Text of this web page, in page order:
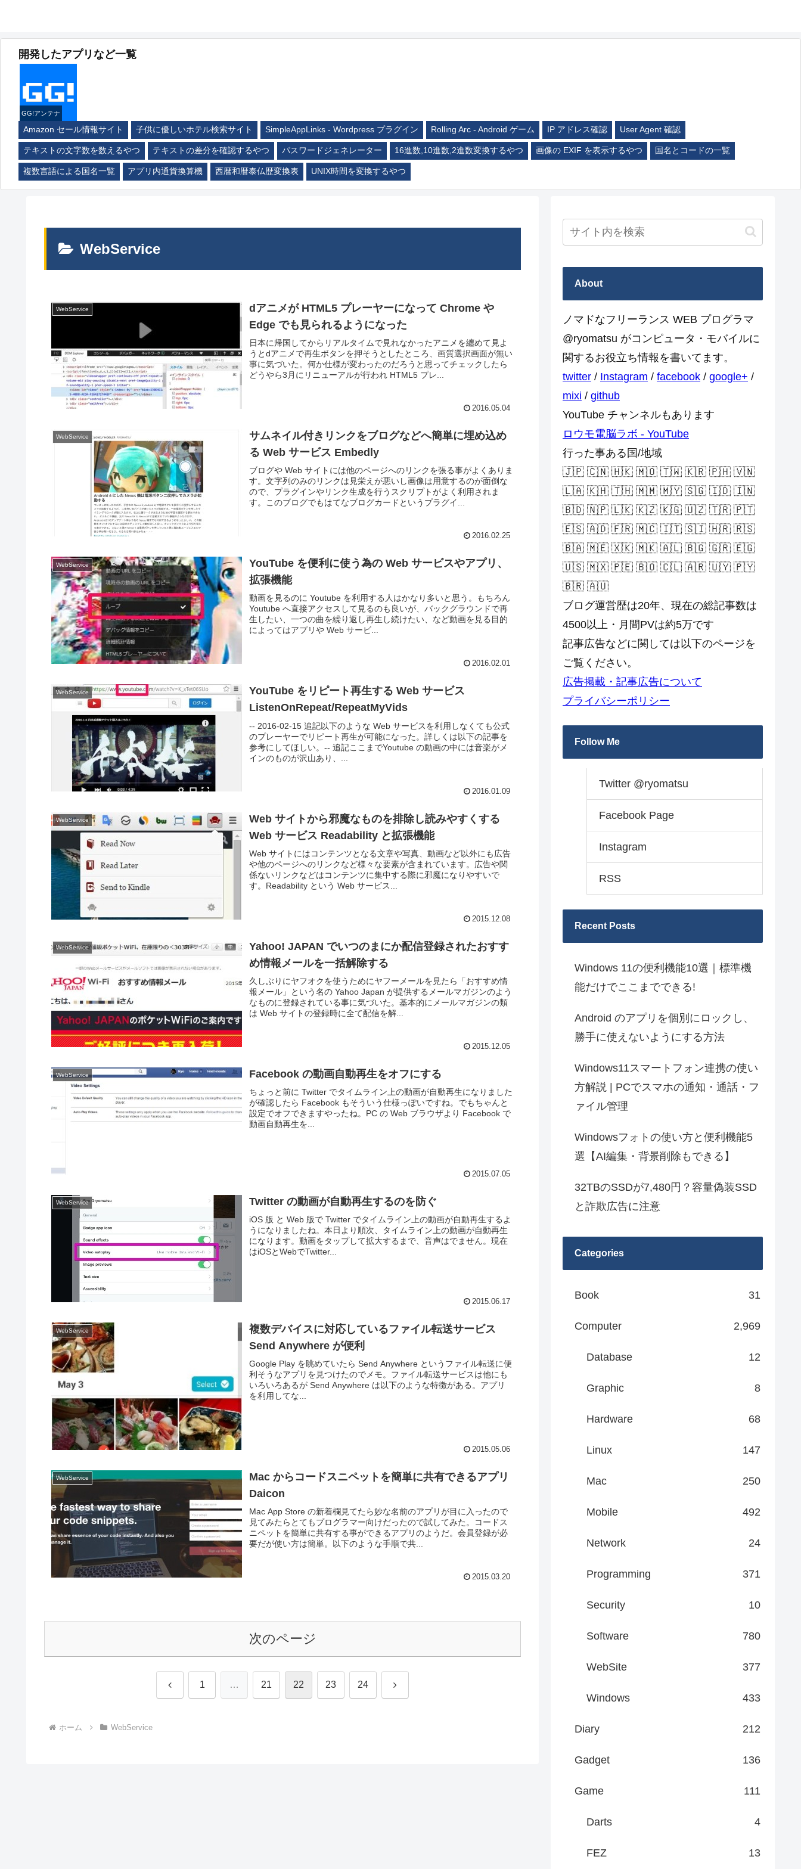
開発したアプリなど一覧
GG!アンテナ
Amazon セール情報サイト 子供に優しいホテル検索サイト SimpleAppLinks - Wordpress プラグイン Rolling Arc - Android ゲーム IP アドレス確認 User Agent 確認
テキストの文字数を数えるやつ テキストの差分を確認するやつ パスワードジェネレーター 16進数,10進数,2進数変換するやつ 画像の EXIF を表示するやつ 国名とコードの一覧
複数言語による国名一覧 アプリ内通貨換算機 西暦和暦泰仏歴変換表 UNIX時間を変換するやつ
WebService
WebService
dアニメが HTML5 プレーヤーになって Chrome や
Edge でも見られるようになった
日本に帰国してからリアルタイムで見れなかったアニメを纏めて見よ
うとdアニメで再生ボタンを押そうとしたところ、画質選択画面が無い
事に気づいた。何か仕様が変わったのだろうと思ってチェックしたら
どうやら3月にリニューアルが行われ HTML5 プレ...
2016.05.04
WebService
サムネイル付きリンクをブログなどへ簡単に埋め込め
る Web サービス Embedly
ブログや Web サイトには他のページへのリンクを張る事がよくありま
す。文字列のみのリンクは見栄えが悪いし画像は用意するのが面倒な
ので、プラグインやリンク生成を行うスクリプトがよく利用されま
す。このブログでもはてなブログカードというプラグイ...
2016.02.25
WebService
YouTube を便利に使う為の Web サービスやアプリ、
拡張機能
動画を見るのに Youtube を利用する人はかなり多いと思う。もちろん
Youtube へ直接アクセスして見るのも良いが、バックグラウンドで再
生したい、一つの曲を繰り返し再生し続けたい、など動画を見る目的
によってはアプリや Web サービ...
2016.02.01
WebService
YouTube をリピート再生する Web サービス
ListenOnRepeat/RepeatMyVids
-- 2016-02-15 追記以下のような Web サービスを利用しなくても公式
のプレーヤーでリピート再生が可能になった。詳しくは以下の記事を
参考にしてほしい。-- 追記ここまでYoutube の動画の中には音楽がメ
インのものが沢山あり、...
2016.01.09
WebService
Web サイトから邪魔なものを排除し読みやすくする
Web サービス Readability と拡張機能
Web サイトにはコンテンツとなる文章や写真、動画など以外にも広告
や他のページへのリンクなど様々な要素が含まれています。広告や関
係ないリンクなどはコンテンツに集中する際に邪魔になりやすいで
す。Readability という Web サービス...
2015.12.08
WebService
Yahoo! JAPAN でいつのまにか配信登録されたおすす
め情報メールを一括解除する
久しぶりにヤフオクを使うためにヤフーメールを見たら「おすすめ情
報メール」という名の Yahoo Japan が提供するメールマガジンのよう
なものに登録されている事に気づいた。基本的にメールマガジンの類
は Web サイトの登録時に全て配信を解...
2015.12.05
WebService Facebook の動画自動再生をオフにする
ちょっと前に Twitter でタイムライン上の動画が自動再生になりました
が確認したら Facebook もそういう仕様っぽいですね。でもちゃんと
設定でオフできますやったね。PC の Web ブラウザより Facebook で
動画自動再生を...
2015.07.05
WebService Twitter の動画が自動再生するのを防ぐ
iOS 版 と Web 版で Twitter でタイムライン上の動画が自動再生するよ
うになりましたね。本日より順次、タイムライン上の動画が自動再生
になります。動画をタップして拡大するまで、音声はでません。現在
はiOSとWebでTwitter...
2015.06.17
WebService
複数デバイスに対応しているファイル転送サービス
Send Anywhere が便利
Google Play を眺めていたら Send Anywhere というファイル転送に便
利そうなアプリを見つけたのでメモ。ファイル転送サービスは他にも
いろいろあるが Send Anywhere は以下のような特徴がある。アプリ
を利用してな...
2015.05.06
WebService
Mac からコードスニペットを簡単に共有できるアプリ
Daicon
Mac App Store の新着欄見てたら妙な名前のアプリが目に入ったので
見てみたらとてもプログラマー向けだったので試してみた。コードス
ニペットを簡単に共有する事ができるアプリのようだ。会員登録が必
要だが使い方は簡単。以下のような手順で共...
2015.03.20
次のページ
前 1 … 21 22 23 24 次
ホーム WebService
About
ノマドなフリーランス WEB プログラマ
@ryomatsu がコンピュータ・モバイルに
関するお役立ち情報を書いてます。
twitter / Instagram / facebook / google+ /
mixi / github
YouTube チャンネルもあります
ロウモ電脳ラボ - YouTube
行った事ある国/地域
🇯🇵 🇨🇳 🇭🇰 🇲🇴 🇹🇼 🇰🇷 🇵🇭 🇻🇳
🇱🇦 🇰🇭 🇹🇭 🇲🇲 🇲🇾 🇸🇬 🇮🇩 🇮🇳
🇧🇩 🇳🇵 🇱🇰 🇰🇿 🇰🇬 🇺🇿 🇹🇷 🇵🇹
🇪🇸 🇦🇩 🇫🇷 🇲🇨 🇮🇹 🇸🇮 🇭🇷 🇷🇸
🇧🇦 🇲🇪 🇽🇰 🇲🇰 🇦🇱 🇧🇬 🇬🇷 🇪🇬
🇺🇸 🇲🇽 🇵🇪 🇧🇴 🇨🇱 🇦🇷 🇺🇾 🇵🇾
🇧🇷 🇦🇺
ブログ運営歴は20年、現在の総記事数は
4500以上・月間PVは約5万です
記事広告などに関しては以下のページを
ご覧ください。
広告掲載・記事広告について
プライバシーポリシー
Follow Me
Twitter @ryomatsu
Facebook Page
Instagram
RSS
Recent Posts
Windows 11の便利機能10選｜標準機
能だけでここまでできる!
Android のアプリを個別にロックし、
勝手に使えないようにする方法
Windows11スマートフォン連携の使い
方解説 | PCでスマホの通知・通話・フ
ァイル管理
Windowsフォトの使い方と便利機能5
選【AI編集・背景削除もできる】
32TBのSSDが7,480円？容量偽装SSD
と詐欺広告に注意
Categories
Book 31
Computer 2,969
Database 12
Graphic 8
Hardware 68
Linux 147
Mac 250
Mobile 492
Network 24
Programming 371
Security 10
Software 780
WebSite 377
Windows 433
Diary 212
Gadget 136
Game 111
Darts 4
FEZ 13